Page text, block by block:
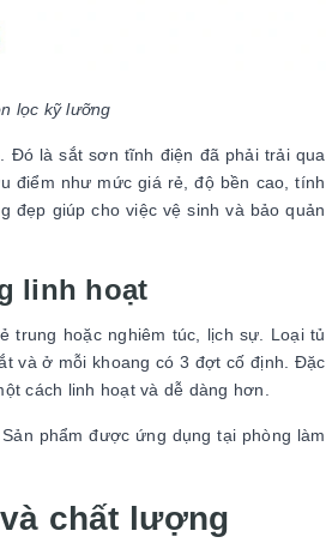
lọc kỹ lưỡng
Đó là sắt sơn tĩnh điện đã phải trải qua
điểm như mức giá rẻ, độ bền cao, tính
đẹp giúp cho việc vệ sinh và bảo quản
linh hoạt
trung hoặc nghiêm túc, lịch sự. Loại tủ
và ở mỗi khoang có 3 đợt cố định. Đặc
cách linh hoạt và dễ dàng hơn.
phẩm được ứng dụng tại phòng làm
chất lượng